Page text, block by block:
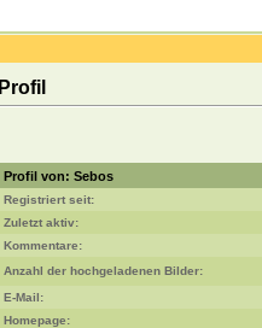
Profil
Profil von: Sebos
Registriert seit:
Zuletzt aktiv:
Kommentare:
Anzahl der hochgeladenen Bilder:
E-Mail:
Homepage: